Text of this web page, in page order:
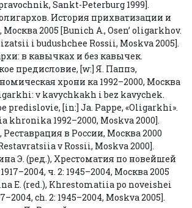
Sankt-Peterburg 1999].
История прихватизации и
2005 [Bunich A., Osen’ oligarkhov.
i budushchee Rossii, Moskva 2005].
в кавычках и без кавычек.
предисловие, [w:] Я. Паппэ,
хрони ка 1992–2000, Москва
v kavychkakh i bez kavychek.
predislovie, [in:] Ja. Pappe, «Oligarkhi».
khronika 1992–2000, Moskva 2000].
в России, Москва 2000
v Rossii, Moskva 2000].
Э. (ред.), Хрестоматия по новейшей
ч. 2: 1945–2004, Москва 2005
E. (red.), Khrestomatiia po noveishei
ch. 2: 1945–2004, Moskva 2005].